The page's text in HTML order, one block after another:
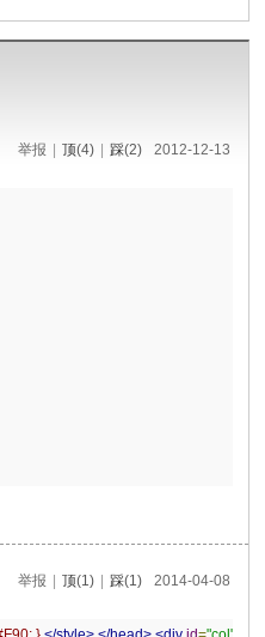
举报 | 顶(4) | 踩(2) 2012-12-13
举报 顶(1) 踩(1) 2014-04-08